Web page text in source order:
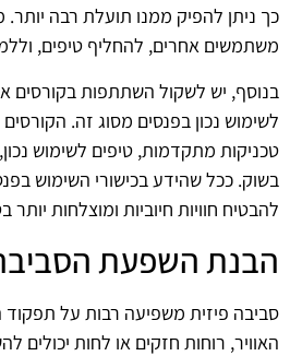
כך ניתן להפיק ממנו תועלת רבה
משתמשים אחרים, להחליף טיפים,
בנוסף, יש לשקול השתתפות בקורסים
לשימוש נכון בפנסים מסוג זה. הקורסים
טכניקות מתקדמות, טיפים לשימוש
בשוק. ככל שהידע בכישורי השימוש
להבטיח חוויות חיוביות ומוצלחות יותר
הבנת השפעת
סביבה פיזית משפיעה רבות על תפקוד
האוויר, רוחות חזקים או לחות יכולים